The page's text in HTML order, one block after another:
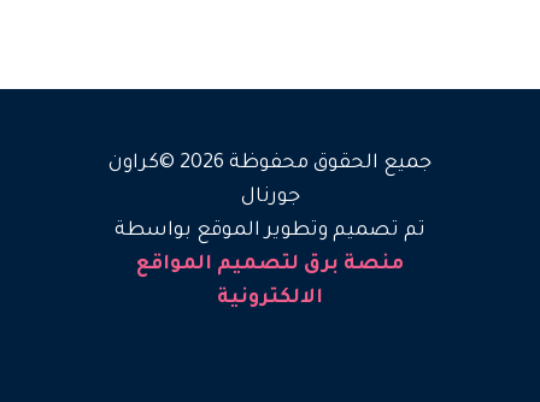
جميع الحقوق محفوظة 2026 ©كراون
جورنال
تم تصميم وتطوير الموقع بواسطة
منصة برق لتصميم المواقع
الالكترونية